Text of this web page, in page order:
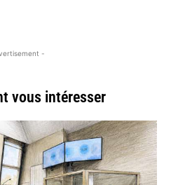
-
vous intéresser